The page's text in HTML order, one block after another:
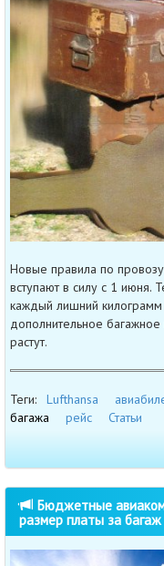
Новые правила по
вступают в силу с 1 июня.
каждый лишний килограмм
дополнительное
растут.
Теги: Lufthansa
багажа
рейс
Статьи
Бюджетные
размер платы за багаж